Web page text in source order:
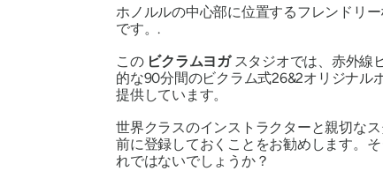
ホノルルの中心部に位置するフレンドリ
です。.
この ビクラムヨガ スタジオでは、赤外線
的な90分間のビクラム式26&2オリジナル
提供しています。
世界クラスのインストラクターと親切な
前に登録しておくことをお勧めします。
れではないでしょうか？